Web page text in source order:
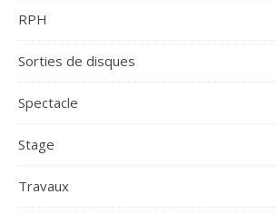
RPH
Sorties de disques
Spectacle
Stage
Travaux